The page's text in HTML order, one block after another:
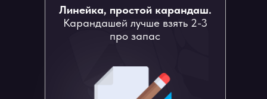
Линейка, простой карандаш.
Карандашей лучше взять 2-3
про запас